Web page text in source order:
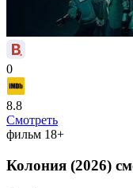
0
8.8
Смотреть
фильм 18+
Колония (2026)